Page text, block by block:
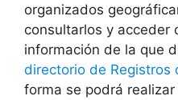
organizados
consultarlos y acceder
información de la que
directorio de Registros
forma se podrá